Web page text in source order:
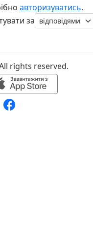
авторизуватись.
за
rights reserved.